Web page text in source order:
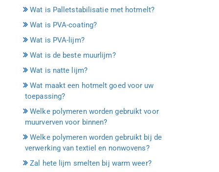
Wat is Palletstabilisatie met hotmelt?
Wat is PVA-coating?
Wat is PVA-lijm?
Wat is de beste muurlijm?
Wat is natte lijm?
Wat maakt een hotmelt goed voor uw
toepassing?
Welke polymeren worden gebruikt voor
muurverven voor binnen?
Welke polymeren worden gebruikt bij de
verwerking van textiel en nonwovens?
Zal hete lijm smelten bij warm weer?